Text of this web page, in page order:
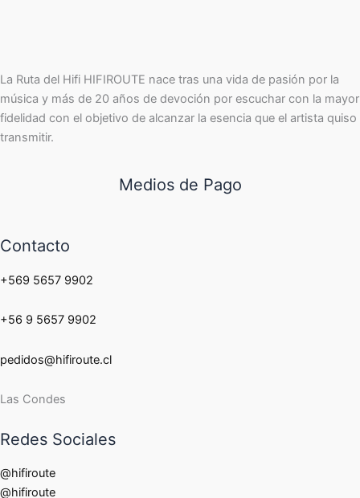
La Ruta del Hifi HIFIROUTE nace tras una vida de pasión por la
música y más de 20 años de devoción por escuchar con la mayor
fidelidad con el objetivo de alcanzar la esencia que el artista quiso
transmitir.
Medios de Pago
Contacto
+569 5657 9902
+56 9 5657 9902
pedidos@hifiroute.cl
Las Condes
Redes Sociales
@hifiroute
@hifiroute